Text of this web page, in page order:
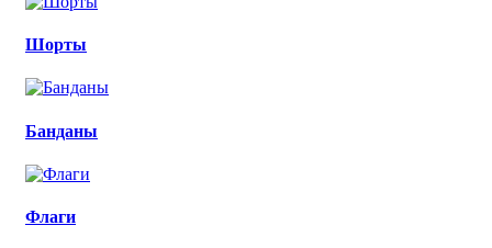
Шорты
Банданы
Флаги